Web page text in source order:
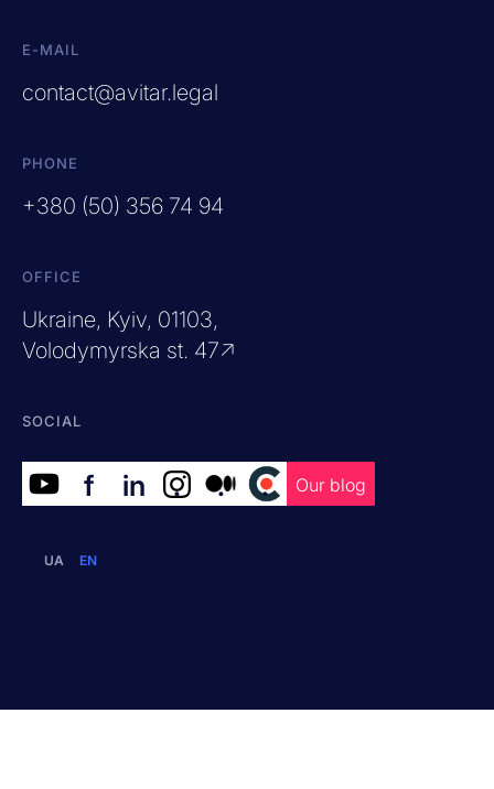
E-MAIL
contact@avitar.legal
PHONE
+380 (50) 356 74 94
OFFICE
Ukraine, Kyiv, 01103,
Volodymyrska st. 47↗
SOCIAL
f in . . . Our blog
UA EN